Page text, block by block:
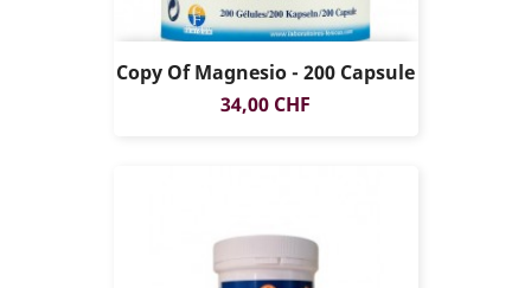
Copy Of Magnesio - 200 Capsule
Prezzo
34,00 CHF